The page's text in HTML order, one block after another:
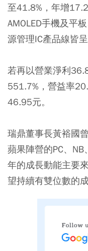
至41.8%，年增
AMOLED手機及平
源管理IC產品線皆
若再以營業淨利
551.7%，營益率
46.95元。
瑞鼎董事長黃裕國
蘋果陣營的PC、
年的成長動能主要
望持續有雙位數的成